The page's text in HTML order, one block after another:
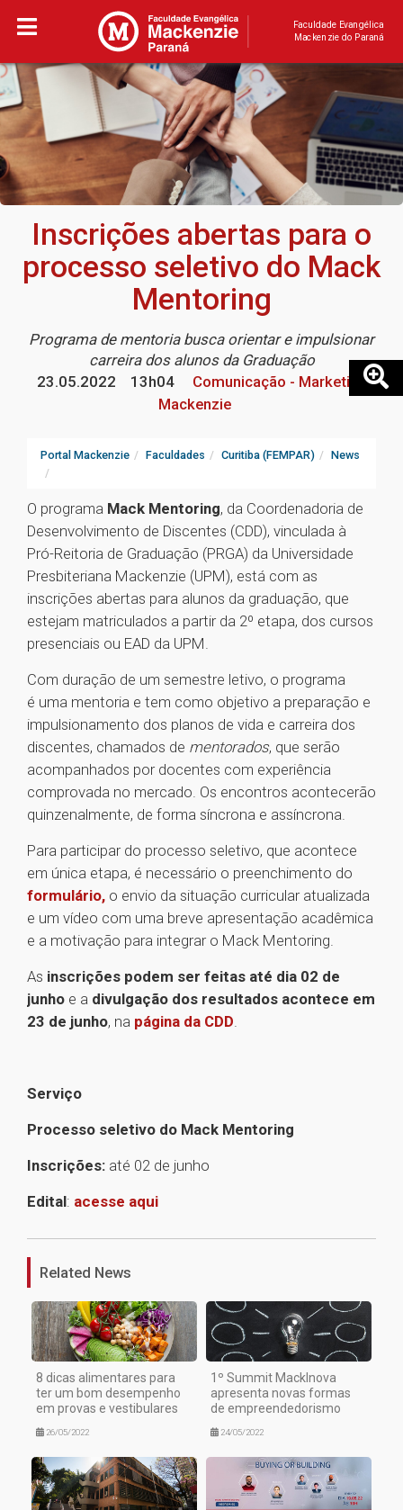
Faculdade Evangélica
Mackenzie do Paraná
Inscrições abertas para o
processo seletivo do Mack
Mentoring
Programa de mentoria busca orientar e impulsionar
carreira dos alunos da Graduação
23.05.2022
13h04
Comunicação - Marketing
Mackenzie
Portal Mackenzie Faculdades Curitiba (FEMPAR) News
O programa Mack Mentoring, da Coordenadoria de
Desenvolvimento de Discentes (CDD), vinculada à
Pró-Reitoria de Graduação (PRGA) da Universidade
Presbiteriana Mackenzie (UPM), está com as
inscrições abertas para alunos da graduação, que
estejam matriculados a partir da 2º etapa, dos cursos
presenciais ou EAD da UPM.
Com duração de um semestre letivo, o programa
é uma mentoria e tem como objetivo a preparação e
impulsionamento dos planos de vida e carreira dos
discentes, chamados de mentorados, que serão
acompanhados por docentes com experiência
comprovada no mercado. Os encontros acontecerão
quinzenalmente, de forma síncrona e assíncrona.
Para participar do processo seletivo, que acontece
em única etapa, é necessário o preenchimento do
formulário, o envio da situação curricular atualizada
e um vídeo com uma breve apresentação acadêmica
e a motivação para integrar o Mack Mentoring.
As inscrições podem ser feitas até dia 02 de
junho e a divulgação dos resultados acontece em
23 de junho, na página da CDD.
Serviço
Processo seletivo do Mack Mentoring
Inscrições: até 02 de junho
Edital: acesse aqui
Related News
8 dicas alimentares para
ter um bom desempenho
em provas e vestibulares
26/05/2022
1º Summit MackInova
apresenta novas formas
de empreendedorismo
24/05/2022